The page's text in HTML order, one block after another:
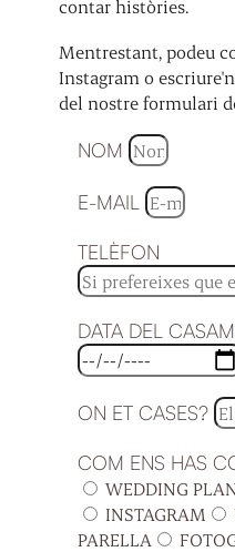
contar històries.
Mentrestant, podeu
Instagram o
del nostre formulari
NOM
E-MAIL
TELÈFON
DATA DEL
ON ET CASES?
COM ENS HAS
WEDDING
INSTAGRAM
PARELLA